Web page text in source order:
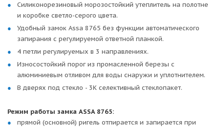
Силиконорезиновый морозостойкий утеплитель на полотне
и коробке светло-серого цвета.
Удобный замок Assa 8765 без функции автоматического
запирания с регулируемой ответной планкой.
4 петли регулируемых в 3 направлениях.
Износостойкий порог из промасленной березы с
алюминиевым отливом для воды снаружи и уплотнителем.
В дверях под стекло - 3К селективный стеклопакет.
Режим работы замка ASSA 8765:
прямой (основной) ригель отпирается и запирается при